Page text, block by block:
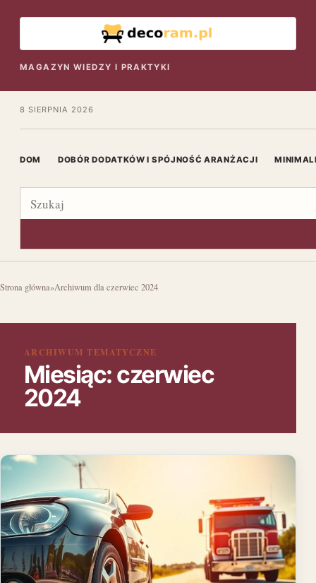
MAGAZYN WIEDZY I PRAKTYKI
8 SIERPNIA 2026
DOM DOBÓR DODATKÓW I SPÓJNOŚĆ ARANŻACJI
Szukaj
Strona główna»Archiwum dla czerwiec 2024
ARCHIWUM TEMATYCZNE
Miesiąc:czerwiec
2024